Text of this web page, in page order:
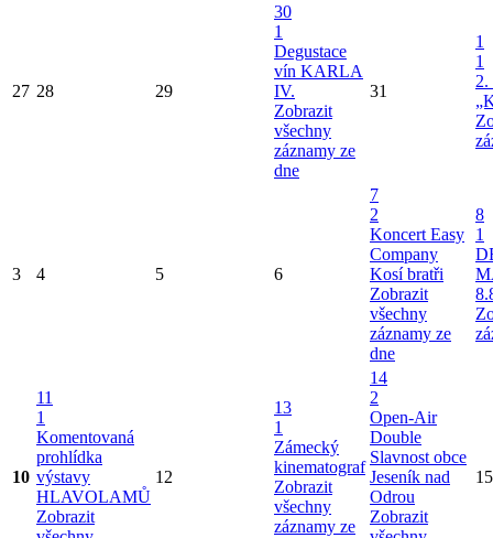
27 28 29
30
1
Degustace
vín KARLA
IV.
Zobrazit
všechny
záznamy ze
dne
31
1
1
2.
3 4 5 6
7
2
Koncert Easy
Company
Kosí bratři
Zobrazit
všechny
záznamy ze
dne
8
1
10
11
1
Komentovaná
prohlídka
výstavy
HLAVOLAMŮ
Zobrazit
12
13
1
Zámecký
kinematograf
Zobrazit
všechny
záznamy ze
14
2
Open-Air
Double
Slavnost obce
Jeseník nad
Odrou
Zobrazit
15